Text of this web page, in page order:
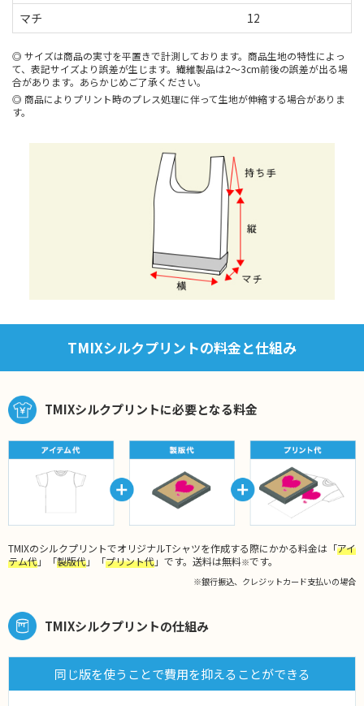
マチ
12
サイズは商品の実寸を平置きで計測しております。商品生地の特性によっ
て、表記サイズより誤差が生じます。繊維製品は2～3cm前後の誤差が出る場
合があります。あらかじめご了承ください。
商品によりプリント時のプレス処理に伴って生地が伸縮する場合がありま
す。
TMIXシルクプリントの料金と仕組み
TMIXシルクプリントに必要となる料金
TMIXのシルクプリントでオリジナルTシャツを作成する際にかかる料金は「アイ
テム代」「製版代」「プリント代」です。送料は無料※です。
※銀行振込、クレジットカード支払いの場合
TMIXシルクプリントの仕組み
同じ版を使うことで費用を抑えることができる